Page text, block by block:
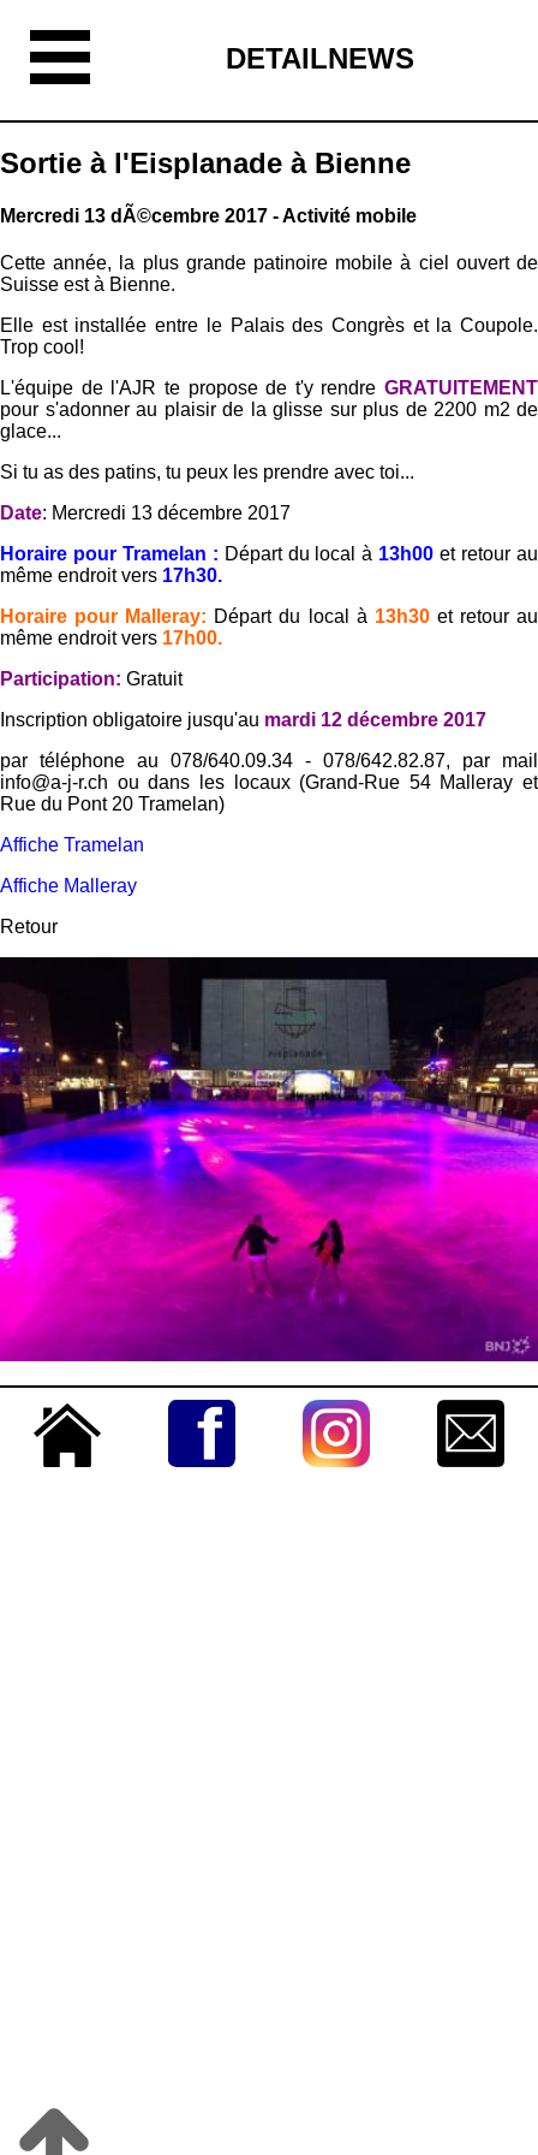
DETAILNEWS
Sortie à l'Eisplanade à Bienne
Mercredi 13 dÃ©cembre 2017 - Activité mobile
Cette année, la plus grande patinoire mobile à ciel ouvert de
Suisse est à Bienne.
Elle est installée entre le Palais des Congrès et la Coupole.
Trop cool!
L'équipe de l'AJR te propose de t'y rendre GRATUITEMENT
pour s'adonner au plaisir de la glisse sur plus de 2200 m2 de
glace...
Si tu as des patins, tu peux les prendre avec toi...
Date: Mercredi 13 décembre 2017
Horaire pour Tramelan : Départ du local à 13h00 et retour au
même endroit vers 17h30.
Horaire pour Malleray: Départ du local à 13h30et retour au
même endroit vers 17h00.
Participation: Gratuit
Inscription obligatoire jusqu'au mardi 12 décembre 2017
par téléphone au 078/640.09.34 - 078/642.82.87, par mail
info@a-j-r.ch ou dans les locaux (Grand-Rue 54 Malleray et
Rue du Pont 20 Tramelan)
Affiche Tramelan
Affiche Malleray
Retour